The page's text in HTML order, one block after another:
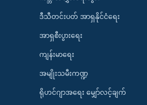
ဒီသီတင်းပတ် အာရှနိုင်ငံရေး
အာရှစီးပွားရေး
ကျန်းမာရေး
အမျိုးသမီးကဏ္ဍ
ရိုဟင်ဂျာအရေး မျှော်လင့်ချက်